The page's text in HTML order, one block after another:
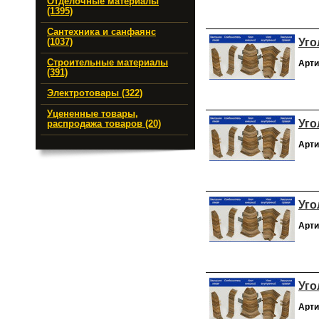
(1395)
Сантехника и санфаянс
(1037)
Строительные материалы
(391)
Электротовары (322)
Уцененные товары,
распродажа товаров (20)